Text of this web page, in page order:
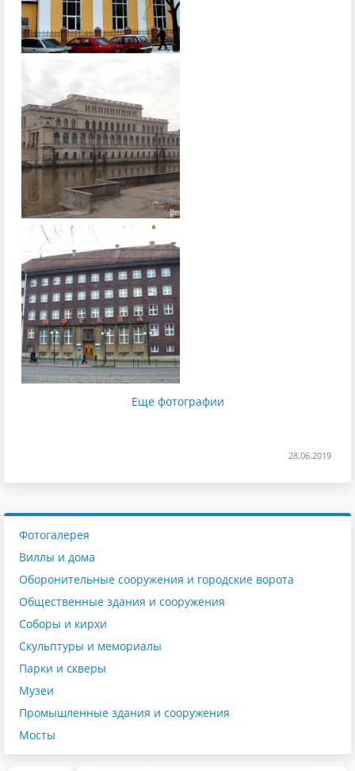
Еще фотографии
28.06.2019
Фотогалерея
Виллы и дома
Оборонительные сооружения и городские ворота
Общественные здания и сооружения
Соборы и кирхи
Скульптуры и мемориалы
Парки и скверы
Музеи
Промышленные здания и сооружения
Мосты